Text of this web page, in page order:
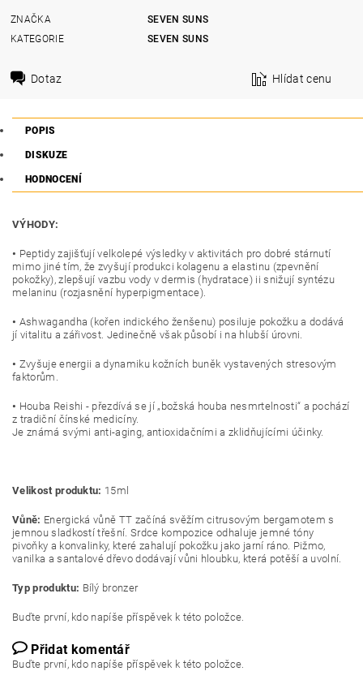
ZNAČKA
SEVEN SUNS
KATEGORIE
SEVEN SUNS
Dotaz Hlídat cenu
POPIS
DISKUZE
HODNOCENÍ
VÝHODY:
• Peptidy zajišťují velkolepé výsledky v aktivitách pro dobré stárnutí
mimo jiné tím, že zvyšují produkci kolagenu a elastinu (zpevnění
pokožky), zlepšují vazbu vody v dermis (hydratace) ii snižují syntézu
melaninu (rozjasnění hyperpigmentace).
• Ashwagandha (kořen indického ženšenu) posiluje pokožku a dodává
jí vitalitu a zářivost. Jedinečně však působí i na hlubší úrovni.
• Zvyšuje energii a dynamiku kožních buněk vystavených stresovým
faktorům.
• Houba Reishi - přezdívá se jí „božská houba nesmrtelnosti“ a pochází
z tradiční čínské medicíny.
Je známá svými anti-aging, antioxidačními a zklidňujícími účinky.
Velikost produktu: 15ml
Vůně: Energická vůně TT začíná svěžím citrusovým bergamotem s
jemnou sladkostí třešní. Srdce kompozice odhaluje jemné tóny
pivoňky a konvalinky, které zahalují pokožku jako jarní ráno. Pižmo,
vanilka a santalové dřevo dodávají vůni hloubku, která potěší a uvolní.
Typ produktu: Bílý bronzer
Buďte první, kdo napíše příspěvek k této položce.
Přidat komentář
Buďte první, kdo napíše příspěvek k této položce.